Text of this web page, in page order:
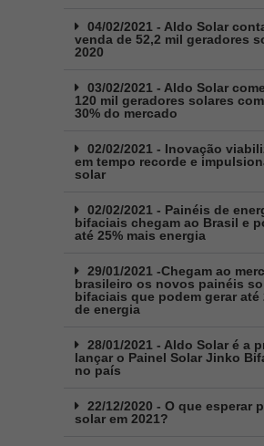
04/02/2021 - Aldo Solar
venda de 52,2 mil geradores
2020
03/02/2021 - Aldo Solar
120 mil geradores solares
30% do mercado
02/02/2021 - Inovação
em tempo recorde e
solar
02/02/2021 - Painéis de
bifaciais chegam ao Brasil e
até 25% mais energia
29/01/2021 -Chegam ao
brasileiro os novos painéis
bifaciais que podem gerar até
de energia
28/01/2021 - Aldo Solar é a
lançar o Painel Solar Jinko
no país
22/12/2020 - O que esperar
solar em 2021?